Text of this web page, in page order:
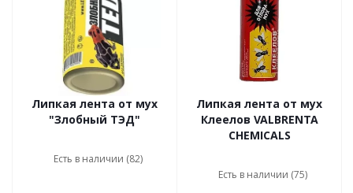
Липкая лента от мух
"Злобный ТЭД"
Есть в наличии (82)
Липкая лента от мух
Клеелов VALBRENTA
CHEMICALS
Есть в наличии (75)